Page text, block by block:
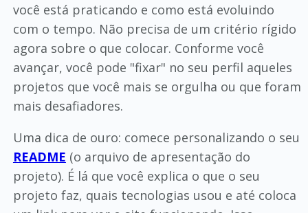
você está praticando e como está evoluindo
com o tempo. Não precisa de um critério rígido
agora sobre o que colocar. Conforme você
avançar, você pode "fixar" no seu perfil aqueles
projetos que você mais se orgulha ou que foram
mais desafiadores.
Uma dica de ouro: comece personalizando o seu
README (o arquivo de apresentação do
projeto). É lá que você explica o que o seu
projeto faz, quais tecnologias usou e até coloca